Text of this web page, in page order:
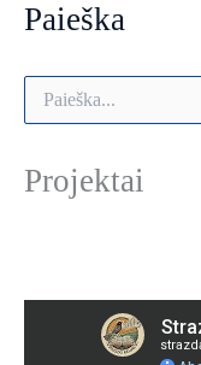
Paieška
e
k
Projektai